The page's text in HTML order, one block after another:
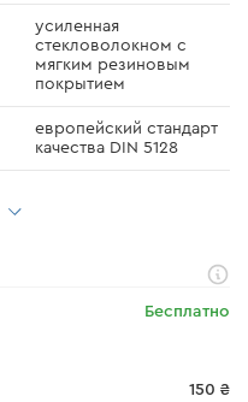
усиленная
стекловолокном с
мягким резиновым
покрытием
европейский стандарт
качества DIN 5128
Бесплатно
150 ₴